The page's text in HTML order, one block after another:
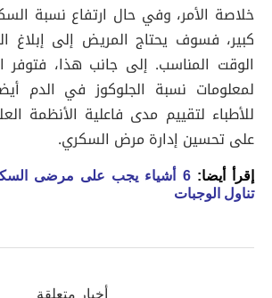
خلاصة الأمر، وفي حال ارتفاع نسبة
كبير، فسوف يحتاج المريض إلى إبلاغ
الوقت المناسب. إلى جانب هذا، فتوفر
لمعلومات نسبة الجلوكوز في الدم أيضا
للأطباء لتقييم مدى فاعلية الأنظمة
على تحسين إدارة مرض السكري.
إقرأ أيضا:
6 أشياء يجب على مرضى
تناول الوجبات
أخبار متعلقة